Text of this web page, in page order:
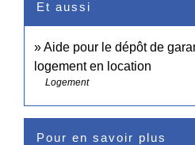
Et aussi
Aide pour le dépôt de
logement en location
Logement
Pour en savoir plus